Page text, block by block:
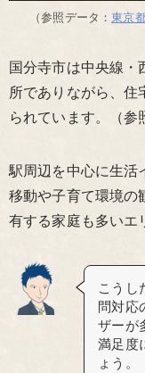
（参照データ：東京
国分寺市は中央線・
所でありながら、住
られています。（参
駅周辺を中心に生活
移動や子育て環境の
有する家庭も多いエ
こうし
問対応
ザーが
満足度
ょう。